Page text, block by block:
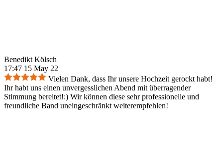
Benedikt Kölsch
17:47 15 May 22
Vielen Dank, dass Ihr unsere Hochzeit gerockt habt!
Ihr habt uns einen unvergesslichen Abend mit überragender
Stimmung bereitet!:) Wir können diese sehr professionelle und
freundliche Band uneingeschränkt weiterempfehlen!